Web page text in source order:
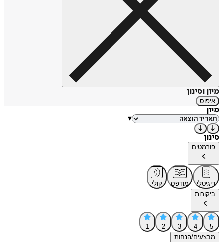
מיון וסינון
איפוס
מיון
▾
סינון
פורמטים
דיגיטלי מודפס
קולי
ביקורות
5
4
3
2
1
מבצעים/הנחות